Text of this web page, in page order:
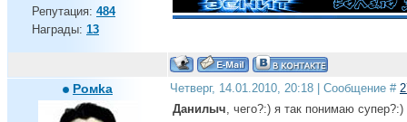
Репутация: 484
Награды: 13
Ромkа Четверг, 14.01.2010, 20:18 | Сообщение #
Данилыч, чего?:) я так понимаю супер?:)